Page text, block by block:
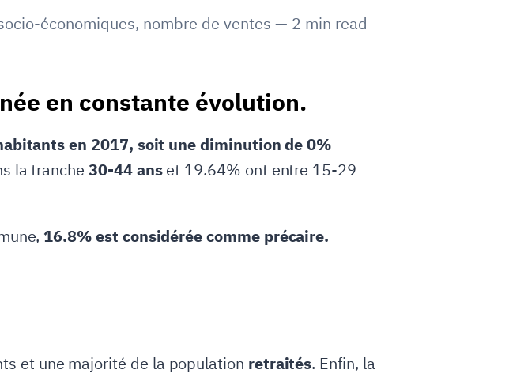
économiques, nombre de ventes — 2 min read
en constante évolution.
en 2017, soit une diminution de 0%
la tranche 30-44 anset 19.64% ont entre 15-29
16.8% est considérée comme précaire.
et une majorité de la population retraités. Enfin, la